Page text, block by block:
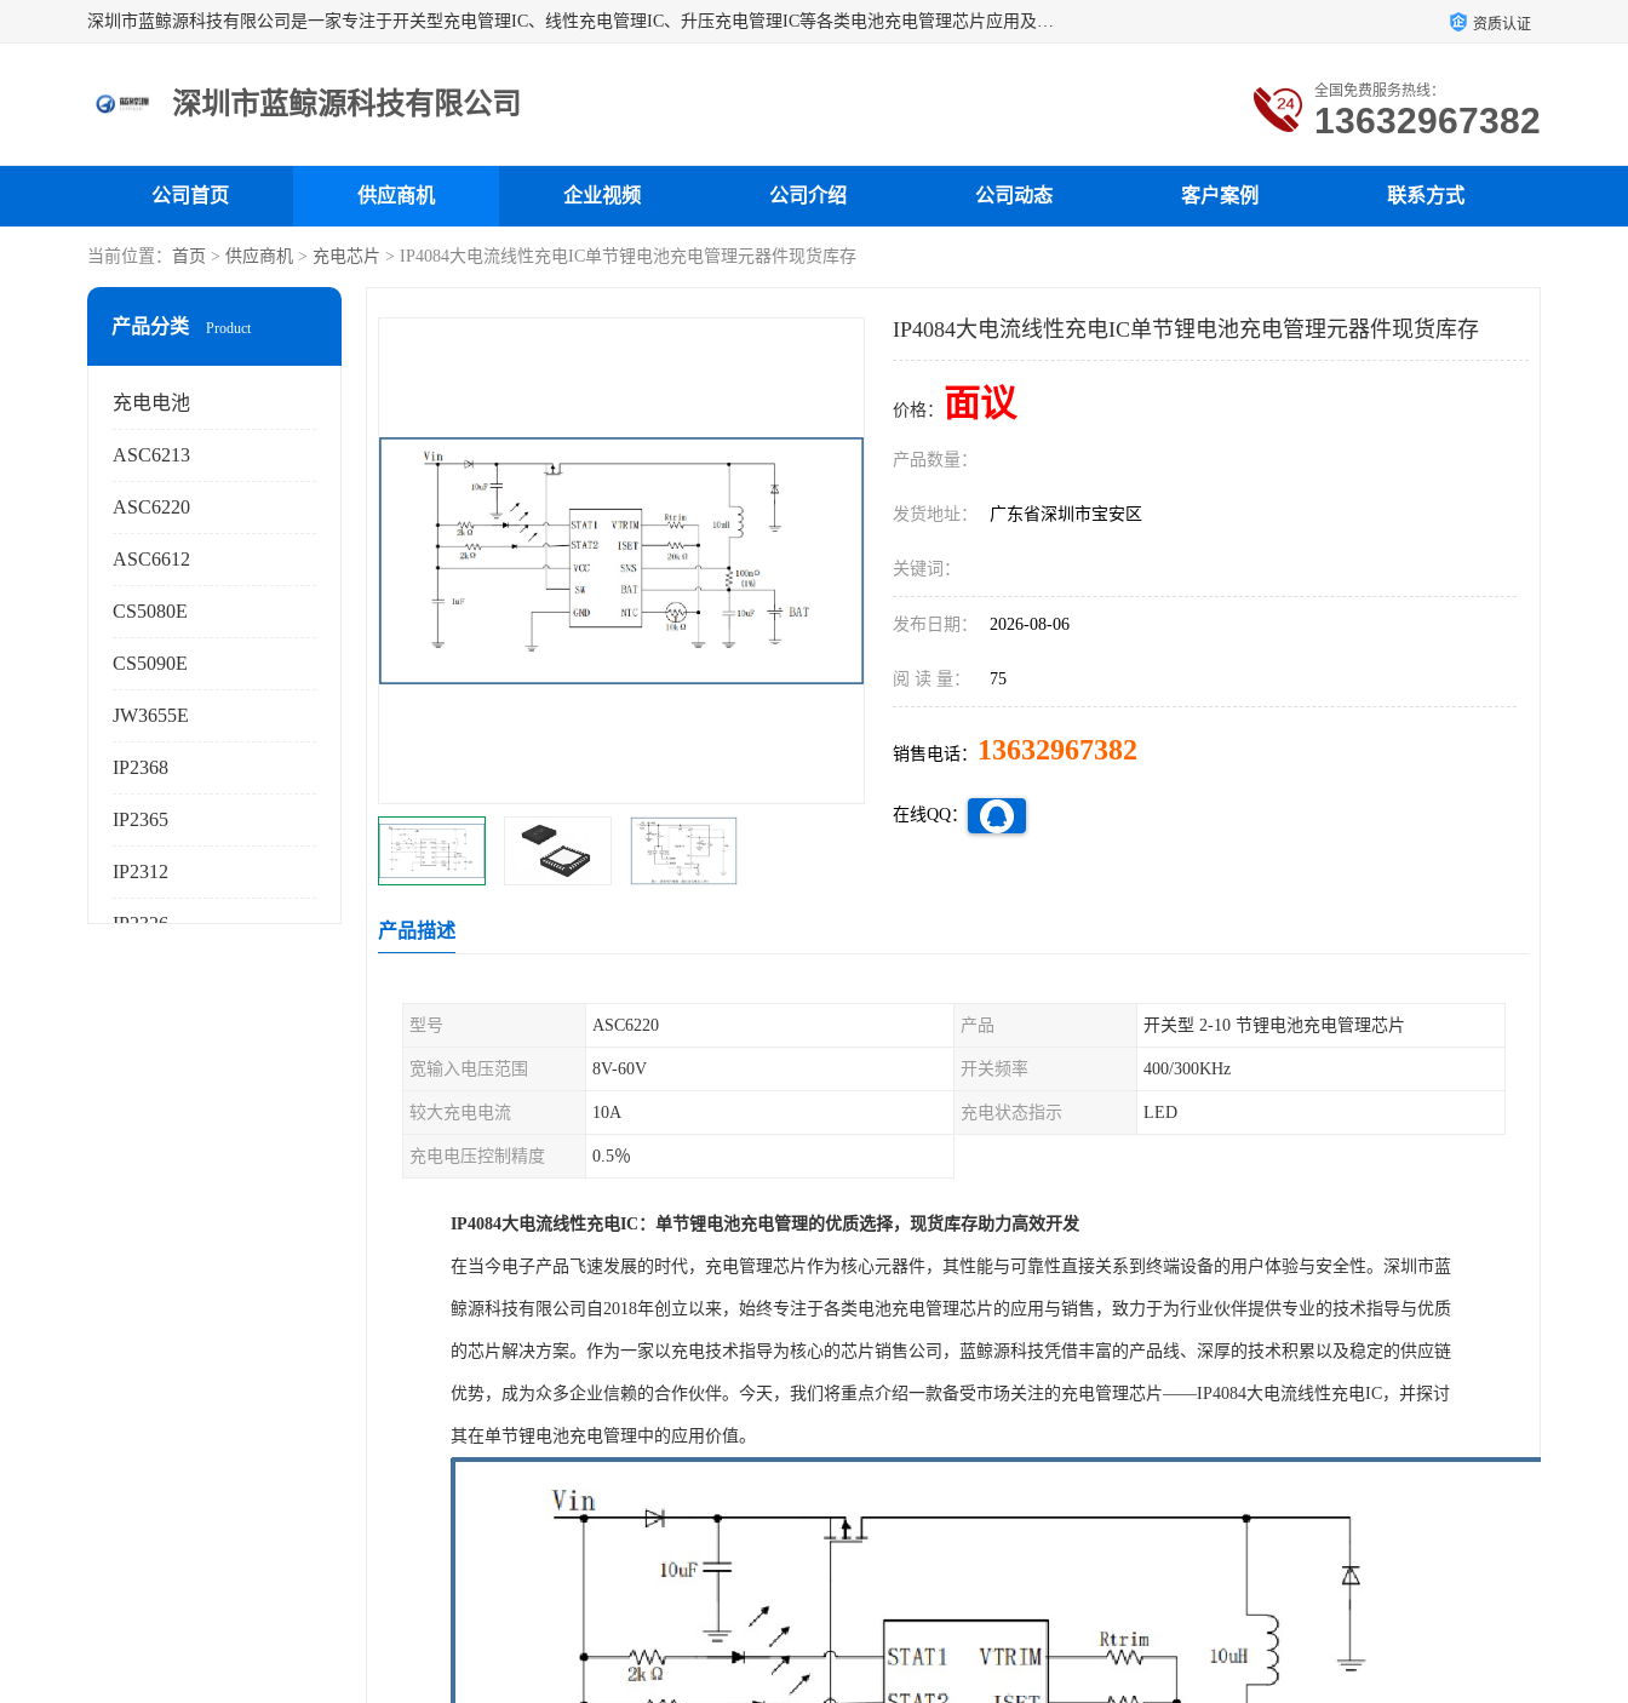
深圳市蓝鲸源科技有限公司是一家专注于开关型充电管理IC、线性充电管理IC、升压充电管理IC等各类电池充电管理芯片应用及芯片销售的企业，多年来公司为众多企业解决充电应用难题，设计缺陷，EMC超量等问题，是一家以充电技术指导为核心的充电芯片销售公司。 资质认证
深圳市蓝鲸源科技有限公司 全国免费服务热线：
13632967382
公司首页 供应商机 企业视频 公司介绍 公司动态 客户案例 联系方式
当前位置： 首页 > 供应商机 > 充电芯片 > IP4084大电流线性充电IC单节锂电池充电管理元器件现货库存
产品分类 Product
充电电池
ASC6213
ASC6220
ASC6612
CS5080E
CS5090E
JW3655E
IP2368
IP2365
IP2312
IP2326
IP4084大电流线性充电IC单节锂电池充电管理元器件现货库存
价格： 面议
产品数量：
发货地址： 广东省深圳市宝安区
关键词：
发布日期： 2026-08-06
阅 读 量： 75
销售电话： 13632967382
在线QQ：
产品描述
型号 ASC6220 产品 开关型 2-10 节锂电池充电管理芯片
宽输入电压范围 8V-60V 开关频率 400/300KHz
较大充电电流 10A 充电状态指示 LED
充电电压控制精度 0.5％
IP4084大电流线性充电IC：单节锂电池充电管理的优质选择，现货库存助力高效开发
在当今电子产品飞速发展的时代，充电管理芯片作为核心元器件，其性能与可靠性直接关系到终端设备的用户体验与安全性。深圳市蓝
鲸源科技有限公司自2018年创立以来，始终专注于各类电池充电管理芯片的应用与销售，致力于为行业伙伴提供专业的技术指导与优质
的芯片解决方案。作为一家以充电技术指导为核心的芯片销售公司，蓝鲸源科技凭借丰富的产品线、深厚的技术积累以及稳定的供应链
优势，成为众多企业信赖的合作伙伴。今天，我们将重点介绍一款备受市场关注的充电管理芯片——IP4084大电流线性充电IC，并探讨
其在单节锂电池充电管理中的应用价值。